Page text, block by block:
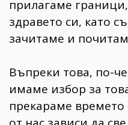
прилагаме
здравето си, като
зачитаме и
Въпреки това, по-
имаме избор за
прекараме времето